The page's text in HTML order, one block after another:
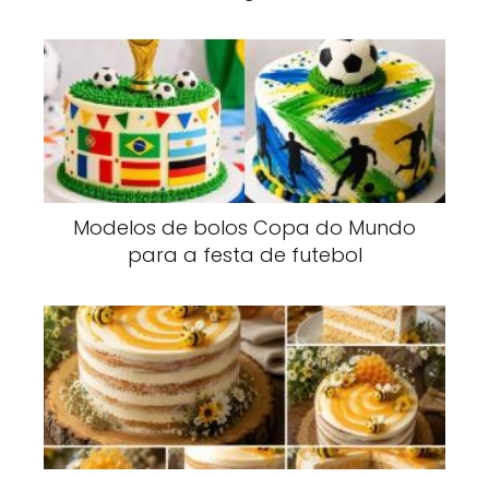
Modelos de bolos Copa do Mundo
para a festa de futebol